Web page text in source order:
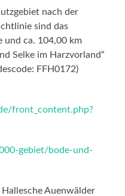
nach der
sind das
und ca. 104,00 km
Selke im Harzvorland“
FFH0172)
front_content.php?
gebiet/bode-und-
Auenwälder